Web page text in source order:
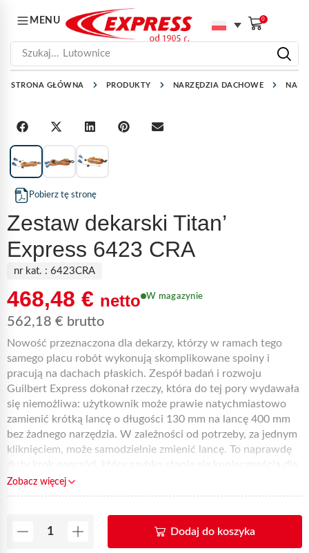
MENU 0
Szukaj... Lutownice
STRONA GŁÓWNA PRODUKTY NARZĘDZIA DACHOWE
Pobierz tę stronę
Zestaw dekarski Titan’
Express 6423 CRA
nr kat. : 6423CRA
468,48 € netto
562,18 € brutto
W magazynie
Nowość przeznaczona dla dekarzy, którzy w ramach tego
samego placu robót wykonują skomplikowane spoiny i
pracują na dachach płaskich. Zespół badań i rozwoju
Guilbert Express dokonał rzeczy, która do tej pory wydawała
się niemożliwa: użytkownik może prawie natychmiastowo
zamienić krótką lancę o długości 130 mm na lancę 400 mm
bez żadnego narzędzia. W zależności od potrzeby, za jednym
kliknięciem, może samodzielnie zmienić lancę. To naprawdę
duży krok naprzód, który szybko stanie się koniecznością dla
wszystkich producentów i którego praktyczność i prostota
zostaną szczególnie docenione przez użytkowników w
Titan' Express składa się z 2 kielichów Titane nr ref. 150T,
lancy nr ref. L400
metalowego uchwytu
Zobacz więcej
Dodaj do koszyka